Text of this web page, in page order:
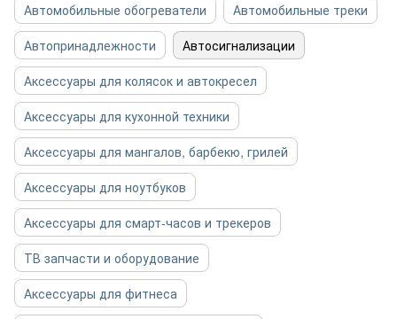
Автомобильные обогреватели
Автомобильные треки
Автопринадлежности
Автосигнализации
Аксессуары для колясок и автокресел
Аксессуары для кухонной техники
Аксессуары для мангалов, барбекю, грилей
Аксессуары для ноутбуков
Аксессуары для смарт-часов и трекеров
ТВ запчасти и оборудование
Аксессуары для фитнеса